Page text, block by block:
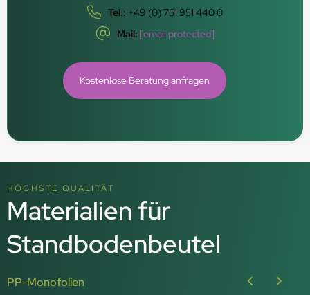
Tel.: +49 (0) 751 951 440 0
Mail: [email protected]
Kostenlose Beratung anfragen
HÖCHSTE QUALITÄT
Materialien für
Standbodenbeutel
PP-Monofolien